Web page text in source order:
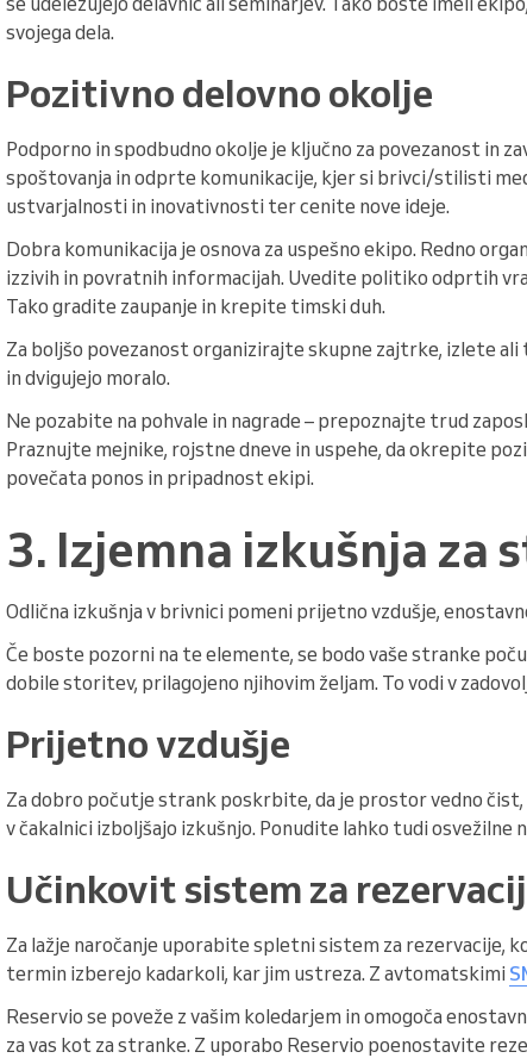
svojega dela.
Pozitivno delovno okolje
Podporno in spodbudno okolje je ključno za povezanost in
spoštovanja in odprte komunikacije, kjer si brivci/stilisti
ustvarjalnosti in inovativnosti ter cenite nove ideje.
Dobra komunikacija je osnova za uspešno ekipo. Redno
izzivih in povratnih informacijah. Uvedite politiko odprtih
Tako gradite zaupanje in krepite timski duh.
Za boljšo povezanost organizirajte skupne zajtrke, izlete
in dvigujejo moralo.
Ne pozabite na pohvale in nagrade – prepoznajte trud
Praznujte mejnike, rojstne dneve in uspehe, da okrepite
povečata ponos in pripadnost ekipi.
3. Izjemna izkušnja za
Odlična izkušnja v brivnici pomeni prijetno vzdušje,
Če boste pozorni na te elemente, se bodo vaše stranke
dobile storitev, prilagojeno njihovim željam. To vodi v
Prijetno vzdušje
Za dobro počutje strank poskrbite, da je prostor vedno
v čakalnici izboljšajo izkušnjo. Ponudite lahko tudi osvežilne
Učinkovit sistem za
Za lažje naročanje uporabite spletni sistem za rezervacije,
termin izberejo kadarkoli, kar jim ustreza. Z avtomatskimi
Reservio se poveže z vašim koledarjem in omogoča
za vas kot za stranke. Z uporabo Reservio poenostavite